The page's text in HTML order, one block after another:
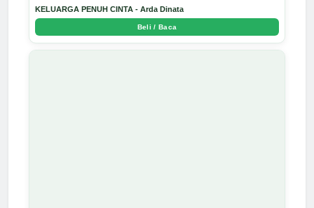
KELUARGA PENUH CINTA - Arda Dinata
Beli / Baca